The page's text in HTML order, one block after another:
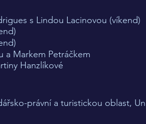
s Lindou Lacinovou (víkend)
a Markem Petráčkem
Hanzlíkové
právní a turistickou oblast,